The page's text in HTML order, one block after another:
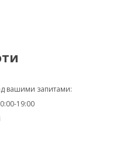
вашими запитами:
19:00